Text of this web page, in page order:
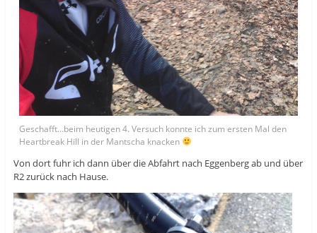
Geschafft…beim heutigen 4. Versuch konnte ich zum ersten Mal den
Heartbreak Hill in der Mantscha knacken
Von dort fuhr ich dann über die Abfahrt nach Eggenberg ab und über
R2 zurück nach Hause.